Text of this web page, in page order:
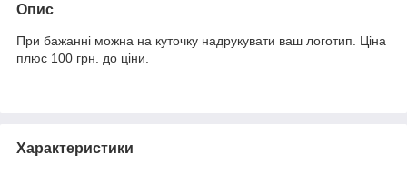
Опис
При бажанні можна на куточку надрукувати ваш логотип. Ціна
плюс 100 грн. до ціни.
Характеристики